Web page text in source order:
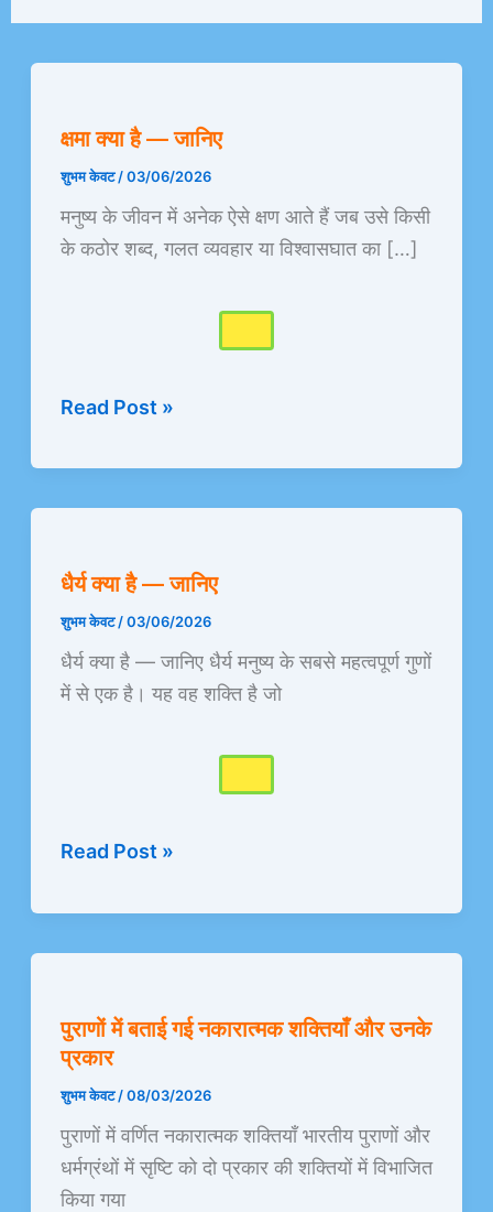
क्षमा क्या है — जानिए
शुभम केवट/03/06/2026
मनुष्य के जीवन में अनेक ऐसे क्षण आते हैं जब उसे किसी
के कठोर शब्द, गलत व्यवहार या विश्वासघात का […]
है
—
Read Post »
धैर्य क्या है — जानिए
शुभम केवट/03/06/2026
धैर्य क्या है — जानिए धैर्य मनुष्य के सबसे महत्वपूर्ण गुणों
में से एक है। यह वह शक्ति है जो
है
—
जानिए
Read Post »
पुराणों में बताई गई नकारात्मक शक्तियाँ और उनके
प्रकार
शुभम केवट/08/03/2026
पुराणों में वर्णित नकारात्मक शक्तियाँ भारतीय पुराणों और
धर्मग्रंथों में सृष्टि को दो प्रकार की शक्तियों में विभाजित
किया गया
बताई
गई
नकारात्मक
शक्तियाँ
और
उनके